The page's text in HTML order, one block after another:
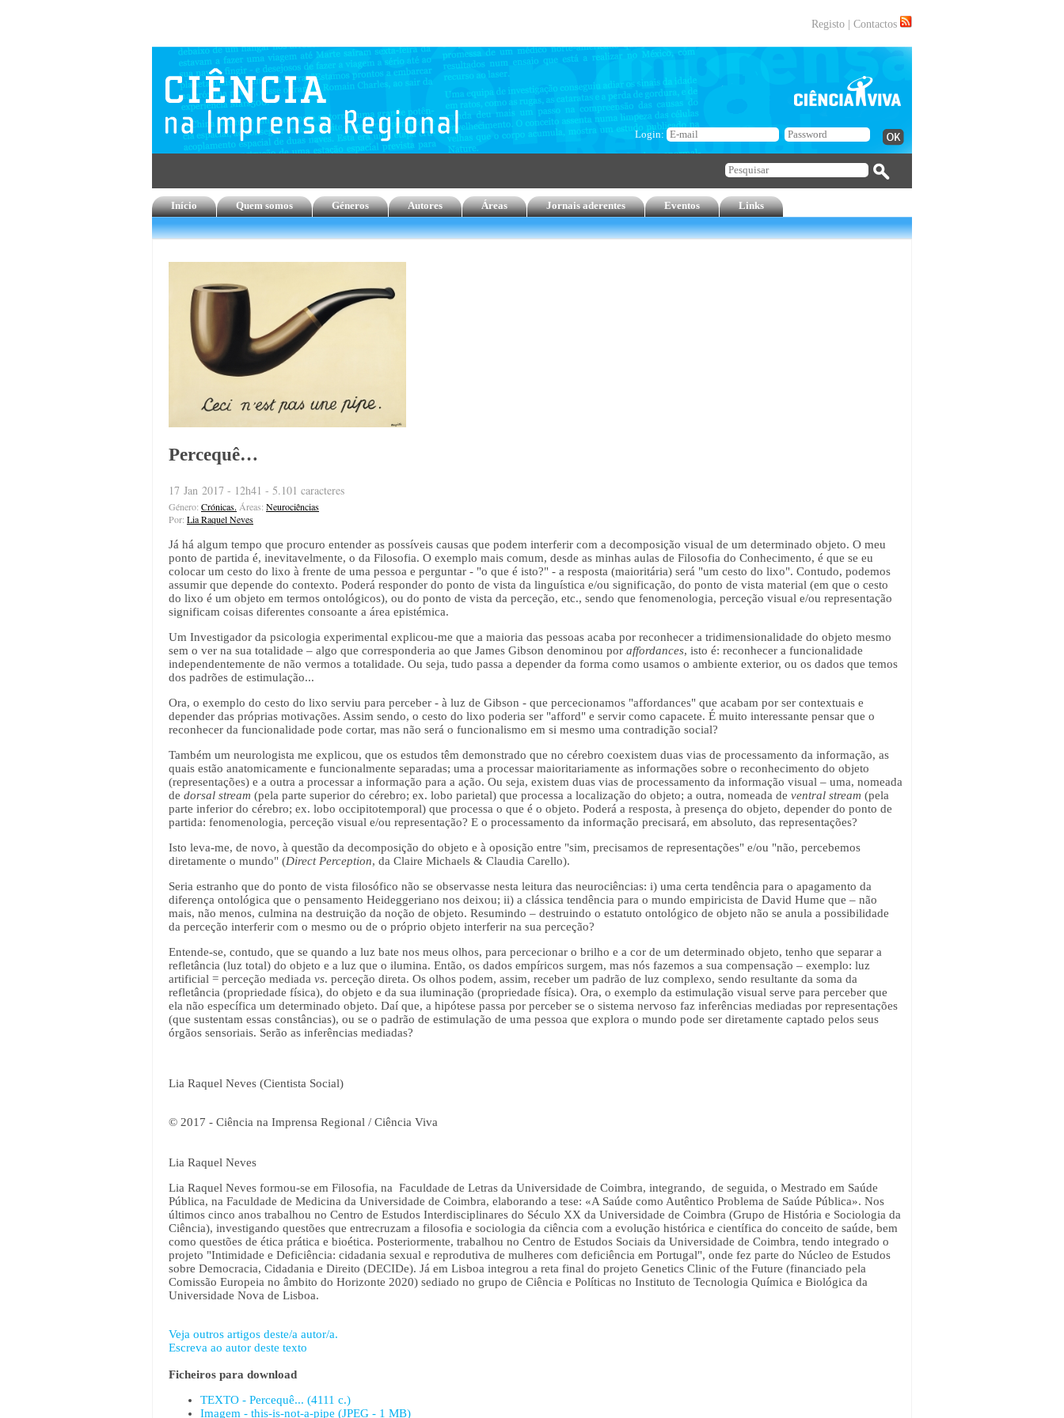
Registo Contactos
Login:
Início Quem somos Géneros Autores Áreas Jornais aderentes Eventos Links
Percequê…
17 Jan 2017 - 12h41 - 5.101 caracteres
Género: Crónicas. Áreas: Neurociências
Por: Lia Raquel Neves
Já há algum tempo que procuro entender as possíveis causas que podem interferir com a decomposição visual de um determinado objeto. O meu
ponto de partida é, inevitavelmente, o da Filosofia. O exemplo mais comum, desde as minhas aulas de Filosofia do Conhecimento, é que se eu
colocar um cesto do lixo à frente de uma pessoa e perguntar - "o que é isto?" - a resposta (maioritária) será "um cesto do lixo". Contudo, podemos
assumir que depende do contexto. Poderá responder do ponto de vista da linguística e/ou significação, do ponto de vista material (em que o cesto
do lixo é um objeto em termos ontológicos), ou do ponto de vista da perceção, etc., sendo que fenomenologia, perceção visual e/ou representação
significam coisas diferentes consoante a área epistémica.
Um Investigador da psicologia experimental explicou-me que a maioria das pessoas acaba por reconhecer a tridimensionalidade do objeto mesmo
sem o ver na sua totalidade – algo que corresponderia ao que James Gibson denominou por affordances, isto é: reconhecer a funcionalidade
independentemente de não vermos a totalidade. Ou seja, tudo passa a depender da forma como usamos o ambiente exterior, ou os dados que temos
dos padrões de estimulação...
Ora, o exemplo do cesto do lixo serviu para perceber - à luz de Gibson - que percecionamos "affordances" que acabam por ser contextuais e
depender das próprias motivações. Assim sendo, o cesto do lixo poderia ser "afford" e servir como capacete. É muito interessante pensar que o
reconhecer da funcionalidade pode cortar, mas não será o funcionalismo em si mesmo uma contradição social?
Também um neurologista me explicou, que os estudos têm demonstrado que no cérebro coexistem duas vias de processamento da informação, as
quais estão anatomicamente e funcionalmente separadas; uma a processar maioritariamente as informações sobre o reconhecimento do objeto
(representações) e a outra a processar a informação para a ação. Ou seja, existem duas vias de processamento da informação visual – uma, nomeada
de dorsal stream (pela parte superior do cérebro; ex. lobo parietal) que processa a localização do objeto; a outra, nomeada de ventral stream (pela
parte inferior do cérebro; ex. lobo occipitotemporal) que processa o que é o objeto. Poderá a resposta, à presença do objeto, depender do ponto de
partida: fenomenologia, perceção visual e/ou representação? E o processamento da informação precisará, em absoluto, das representações?
Isto leva-me, de novo, à questão da decomposição do objeto e à oposição entre "sim, precisamos de representações" e/ou "não, percebemos
diretamente o mundo" (Direct Perception, da Claire Michaels & Claudia Carello).
Seria estranho que do ponto de vista filosófico não se observasse nesta leitura das neurociências: i) uma certa tendência para o apagamento da
diferença ontológica que o pensamento Heideggeriano nos deixou; ii) a clássica tendência para o mundo empiricista de David Hume que – não
mais, não menos, culmina na destruição da noção de objeto. Resumindo – destruindo o estatuto ontológico de objeto não se anula a possibilidade
da perceção interferir com o mesmo ou de o próprio objeto interferir na sua perceção?
Entende-se, contudo, que se quando a luz bate nos meus olhos, para percecionar o brilho e a cor de um determinado objeto, tenho que separar a
refletância (luz total) do objeto e a luz que o ilumina. Então, os dados empíricos surgem, mas nós fazemos a sua compensação – exemplo: luz
artificial = perceção mediada vs. perceção direta. Os olhos podem, assim, receber um padrão de luz complexo, sendo resultante da soma da
refletância (propriedade física), do objeto e da sua iluminação (propriedade física). Ora, o exemplo da estimulação visual serve para perceber que
ela não específica um determinado objeto. Daí que, a hipótese passa por perceber se o sistema nervoso faz inferências mediadas por representações
(que sustentam essas constâncias), ou se o padrão de estimulação de uma pessoa que explora o mundo pode ser diretamente captado pelos seus
órgãos sensoriais. Serão as inferências mediadas?
Lia Raquel Neves (Cientista Social)
© 2017 - Ciência na Imprensa Regional / Ciência Viva
Lia Raquel Neves
Lia Raquel Neves formou-se em Filosofia, na Faculdade de Letras da Universidade de Coimbra, integrando, de seguida, o Mestrado em Saúde
Pública, na Faculdade de Medicina da Universidade de Coimbra, elaborando a tese: «A Saúde como Autêntico Problema de Saúde Pública». Nos
últimos cinco anos trabalhou no Centro de Estudos Interdisciplinares do Século XX da Universidade de Coimbra (Grupo de História e Sociologia da
Ciência), investigando questões que entrecruzam a filosofia e sociologia da ciência com a evolução histórica e científica do conceito de saúde, bem
como questões de ética prática e bioética. Posteriormente, trabalhou no Centro de Estudos Sociais da Universidade de Coimbra, tendo integrado o
projeto "Intimidade e Deficiência: cidadania sexual e reprodutiva de mulheres com deficiência em Portugal", onde fez parte do Núcleo de Estudos
sobre Democracia, Cidadania e Direito (DECIDe). Já em Lisboa integrou a reta final do projeto Genetics Clinic of the Future (financiado pela
Comissão Europeia no âmbito do Horizonte 2020) sediado no grupo de Ciência e Políticas no Instituto de Tecnologia Química e Biológica da
Universidade Nova de Lisboa.
Veja outros artigos deste/a autor/a.
Escreva ao autor deste texto
Ficheiros para download
TEXTO - Percequê... (4111 c.)
Imagem - this-is-not-a-pipe (JPEG - 1 MB)